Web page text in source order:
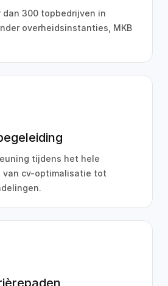
dan 300 topbedrijven in
overheidsinstanties, MKB
tijdens het hele
cv-optimalisatie tot